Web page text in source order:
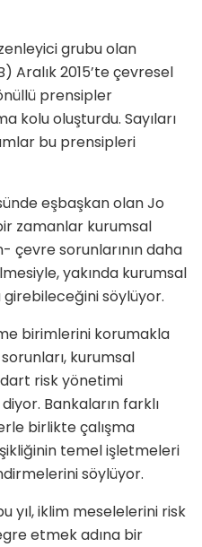
grubu olan
Aralık 2015’te çevresel
prensipler
kolu oluşturdu. Sayıları
bu prensipleri
eşbaşkan olan Jo
zamanlar kurumsal
çevre sorunlarının daha
yakında kurumsal
söylüyor.
birimlerini korumakla
kurumsal
risk yönetimi
Bankaların farklı
birlikte çalışma
temel işletmeleri
söylüyor.
yıl, iklim meselelerini risk
etmek adına bir